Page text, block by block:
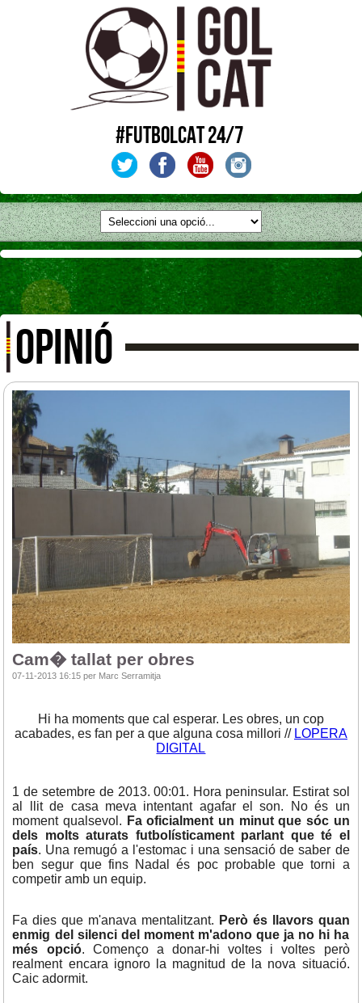
#FUTBOLCAT 24/7
OPINIÓ
Cam� tallat per obres
07-11-2013 16:15 per Marc Serramitja
Hi ha moments que cal esperar. Les obres, un cop
acabades, es fan per a que alguna cosa millori // LOPERA
DIGITAL
1 de setembre de 2013. 00:01. Hora peninsular. Estirat sol
al llit de casa meva intentant agafar el son. No és un
moment qualsevol. Fa oficialment un minut que sóc un
dels molts aturats futbolísticament parlant que té el
país. Una remugó a l'estomac i una sensació de saber de
ben segur que fins Nadal és poc probable que torni a
competir amb un equip.
Fa dies que m'anava mentalitzant. Però és llavors quan
enmig del silenci del moment m'adono que ja no hi ha
més opció.
Començo a donar-hi voltes i voltes però
realment encara ignoro la magnitud de la nova situació.
Caic adormit.